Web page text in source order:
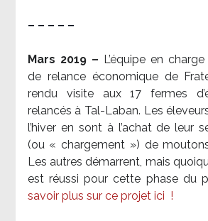
– – – – –
Mars 2019 – L’équipe en
de relance économique de
rendu visite aux 17 fermes
relancés à Tal-Laban. Les
l’hiver en sont à l’achat de leur
(ou « chargement ») de
Les autres démarrent, mais
est réussi pour cette phase du
savoir plus sur ce projet ici !